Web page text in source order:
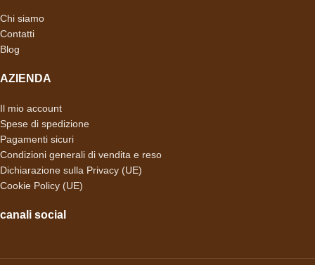
Chi siamo
Contatti
Blog
AZIENDA
Il mio account
Spese di spedizione
Pagamenti sicuri
Condizioni generali di vendita e reso
Dichiarazione sulla Privacy (UE)
Cookie Policy (UE)
canali social